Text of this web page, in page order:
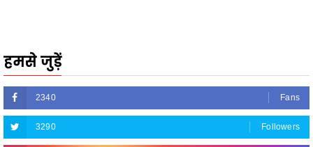
2340
3290 Followers
5212 Followers